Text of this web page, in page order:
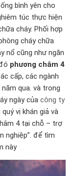
bình yên cho
túc thực hiện
cháy. Phối hợp
cháy chữa
nổ cũng như ngăn
phương châm 4
cấp, các ngành
qua. và trong
ngày của công ty
vị khán giả và
4 tại chỗ – trợ
nghiệp”. để tìm
này